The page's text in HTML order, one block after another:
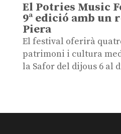
El Potries Music
9ª edició amb un
Piera
El festival oferirà
patrimoni i cultura
la Safor del dijous 6 al